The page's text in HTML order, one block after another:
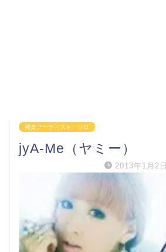
邦楽アーティスト・ソロ
jyA-Me（ヤミー）
2013年1月2日